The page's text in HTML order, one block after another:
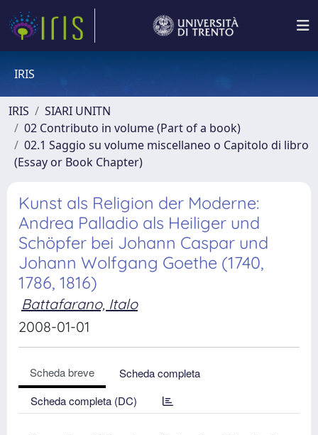
IRIS
IRIS
SIARI UNITN
02 Contributo in volume (Part of a book)
02.1 Saggio su volume miscellaneo o Capitolo di libro
(Essay or Book Chapter)
Kunst als Religion der Moderne:
Andrea Palladio als Heiliger und
Schöpfer bei Johann Caspar und
Johann Wolfgang Goethe (1740,
1786, 1816)
Battafarano, Italo
2008-01-01
Scheda breve
Scheda completa
Scheda completa (DC)